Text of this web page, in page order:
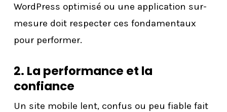
WordPress optimisé ou une application sur-
mesure doit respecter ces fondamentaux
pour performer.
2. La performance et la
confiance
Un site mobile lent, confus ou peu fiable fait